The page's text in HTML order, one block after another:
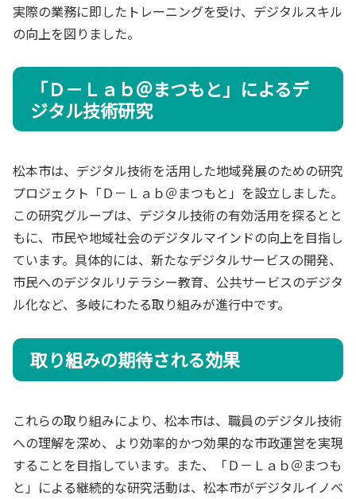
実際の業務に即したトレーニングを受け、デジタルスキル
の向上を図りました。
「Ｄ－Ｌａｂ＠まつもと」によるデ
ジタル技術研究
松本市は、デジタル技術を活用した地域発展のための研究
プロジェクト「Ｄ－Ｌａｂ＠まつもと」を設立しました。
この研究グループは、デジタル技術の有効活用を探るとと
もに、市民や地域社会のデジタルマインドの向上を目指し
ています。具体的には、新たなデジタルサービスの開発、
市民へのデジタルリテラシー教育、公共サービスのデジタ
ル化など、多岐にわたる取り組みが進行中です。
取り組みの期待される効果
これらの取り組みにより、松本市は、職員のデジタル技術
への理解を深め、より効率的かつ効果的な市政運営を実現
することを目指しています。また、「Ｄ－Ｌａｂ＠まつも
と」による継続的な研究活動は、松本市がデジタルイノベ